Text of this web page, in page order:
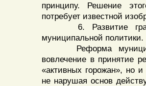
принципу. Решение
потребует известной
6. Развитие
муниципальной политики.
Реформа
вовлечение в принятие
«активных горожан», но
не нарушая основ